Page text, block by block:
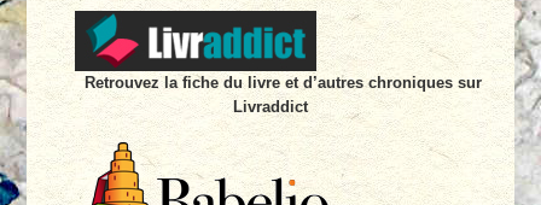
Retrouvez la fiche du livre et d’autres chroniques sur
Livraddict